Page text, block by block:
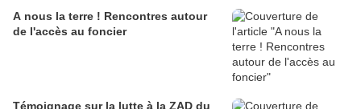
A nous la terre ! Rencontres autour
de l'accès au foncier
Témoignage sur la lutte à la ZAD du